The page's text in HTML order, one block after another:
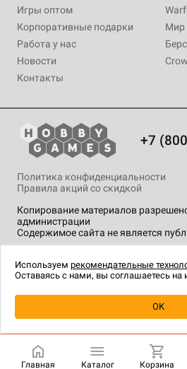
Уведомить о
Игры оптом
Корпоративные подарки
Работа у нас
Новости
Контакты
Мир
+7
Копирование материалов
администрации
Содержимое сайта не является
Политика конфиденциальности
Правила акций со скидкой
технологии.
Главная Каталог Корзина
Используем рекомендательные
Оставаясь с нами, вы соглашаетесь на
OK